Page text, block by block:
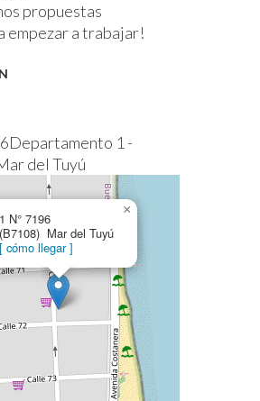
propuestas
empezar a trabajar!
1 -
del Tuyú
1 N° 7196
(B7108) Mar del Tuyú
[ cómo llegar ]
×